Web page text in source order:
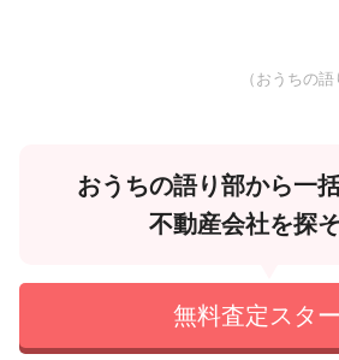
（おうちの
おうちの語り部から一
不動産会社を探
無料査定スタ